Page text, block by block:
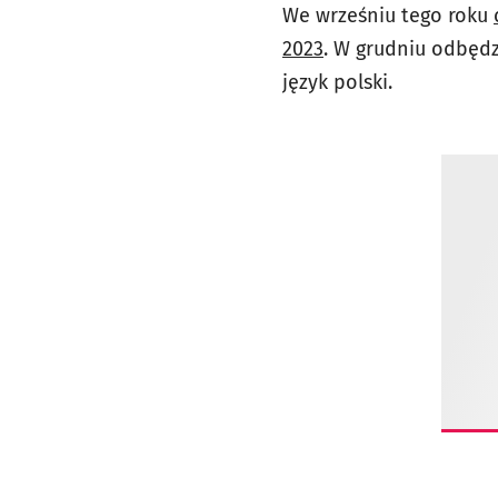
We wrześniu tego roku
2023. W grudniu
język polski.